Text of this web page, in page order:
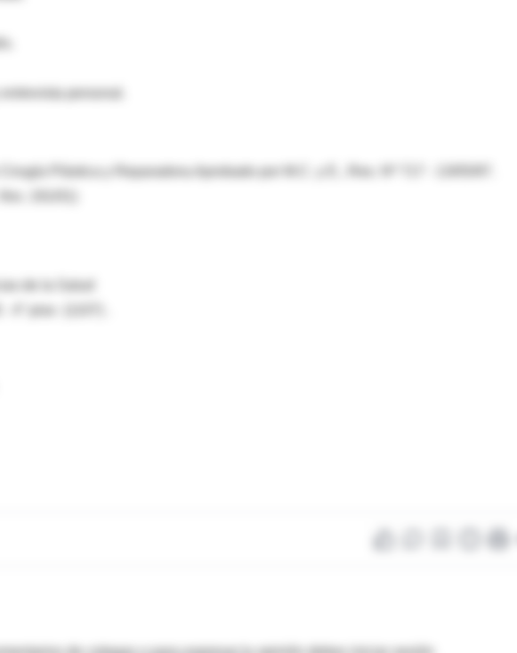
Plástica y Reparadora.Aprobado por M.C. y E., Res. Nº 717 - 13/05/97.
de la Salud